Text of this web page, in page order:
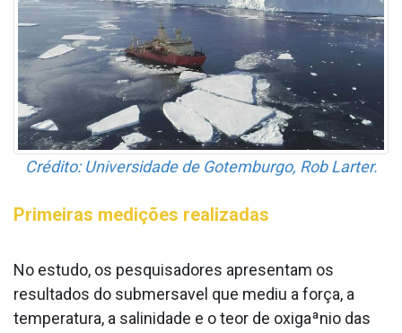
Crédito: Universidade de Gotemburgo, Rob Larter.
Primeiras medições realizadas
No estudo, os pesquisadores apresentam os
resultados do submersa­vel que mediu a força, a
temperatura, a salinidade e o teor de oxigaªnio das